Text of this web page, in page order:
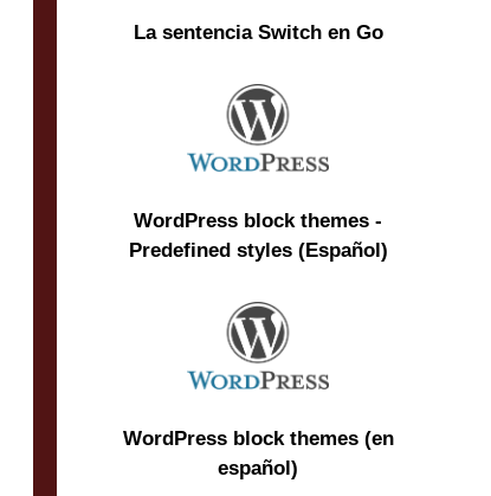
La sentencia Switch en Go
WordPress block themes -
Predefined styles (Español)
WordPress block themes (en
español)